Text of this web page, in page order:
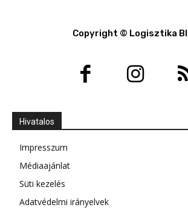
Copyright © Logisztika
Hivatalos
Impresszum
Médiaajánlat
Süti kezelés
Adatvédelmi irányelvek